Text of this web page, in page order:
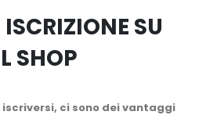
SU
SHOP
ci sono dei vantaggi